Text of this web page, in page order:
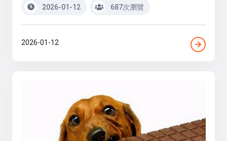
2026-01-12 687次瀏覽
2026-01-12